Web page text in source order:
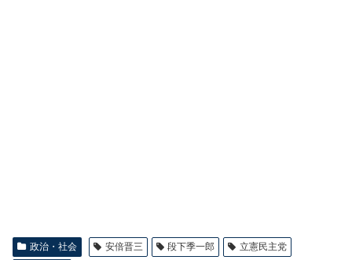
政治・社会 安倍晋三 段下季一郎
立憲民主党